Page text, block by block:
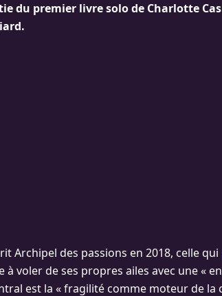
du premier livre solo de Charlotte
Archipel des passions en 2018, celle qui
à voler de ses propres ailes avec une «
est la « fragilité comme moteur de la